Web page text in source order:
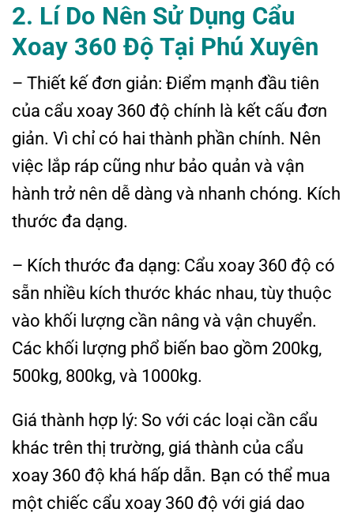
2. Lí Do Nên Sử Dụng Cẩu
Xoay 360 Độ Tại Phú Xuyên
– Thiết kế đơn giản: Điểm mạnh đầu tiên
của cẩu xoay 360 độ chính là kết cấu đơn
giản. Vì chỉ có hai thành phần chính. Nên
việc lắp ráp cũng như bảo quản và vận
hành trở nên dễ dàng và nhanh chóng. Kích
thước đa dạng.
– Kích thước đa dạng: Cẩu xoay 360 độ có
sẵn nhiều kích thước khác nhau, tùy thuộc
vào khối lượng cần nâng và vận chuyển.
Các khối lượng phổ biến bao gồm 200kg,
500kg, 800kg, và 1000kg.
Giá thành hợp lý: So với các loại cần cẩu
khác trên thị trường, giá thành của cẩu
xoay 360 độ khá hấp dẫn. Bạn có thể mua
một chiếc cẩu xoay 360 độ với giá dao